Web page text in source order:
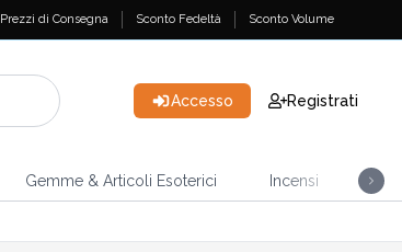
Prezzi di Consegna Sconto Fedeltà Sconto Volume
Accesso Registrati
Gemme & Articoli Esoterici Incensi